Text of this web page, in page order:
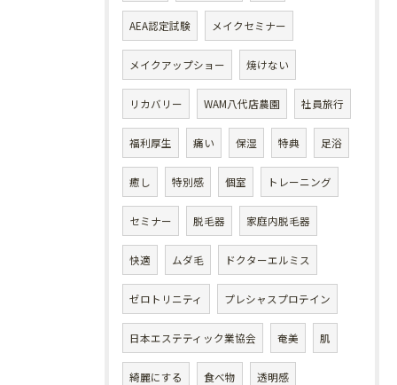
AEA認定試験 メイクセミナー
メイクアップショー 焼けない
リカバリー WAM八代店農園 社員旅行
福利厚生 痛い 保湿 特典 足浴
癒し 特別感 個室 トレーニング
セミナー 脱毛器 家庭内脱毛器
快適 ムダ毛 ドクターエルミス
ゼロトリニティ プレシャスプロテイン
日本エステティック業協会 奄美 肌
綺麗にする 食べ物 透明感